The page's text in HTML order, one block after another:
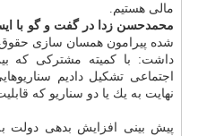
مالی هستیم.
محمدحسن زدا در گفت و گو با
شده پیرامون همسان سازی حقوق
داشت: با كمیته مشتركی كه
اجتماعی تشكیل دادیم
نهایت به یك یا دو سناریو كه
پیش بینی افزایش بدهی دولت